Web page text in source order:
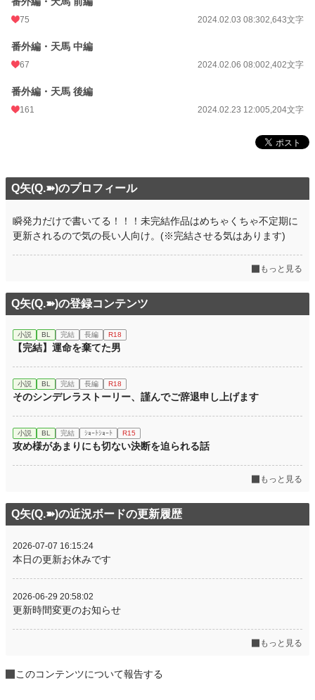
75 2024.02.03 08:302,643文字
番外編・天馬 中編
67 2024.02.06 08:002,402文字
番外編・天馬 後編
161 2024.02.23 12:005,204文字
Q矢(Q.➽)のプロフィール
瞬発力だけで書いてる！！！未完結作品はめちゃくちゃ不定期に
更新されるので気の長い人向け。(※完結させる気はあります)
もっと見る
Q矢(Q.➽)の登録コンテンツ
小説 BL 完結 長編 R18
【完結】運命を棄てた男
小説 BL 完結 長編 R18
そのシンデレラストーリー、謹んでご辞退申し上げます
小説 BL 完結 ｼｮｰﾄｼｮｰﾄ R15
攻め様があまりにも切ない決断を迫られる話
もっと見る
Q矢(Q.➽)の近況ボードの更新履歴
2026-07-07 16:15:24
本日の更新お休みです
2026-06-29 20:58:02
更新時間変更のお知らせ
もっと見る
このコンテンツについて報告する